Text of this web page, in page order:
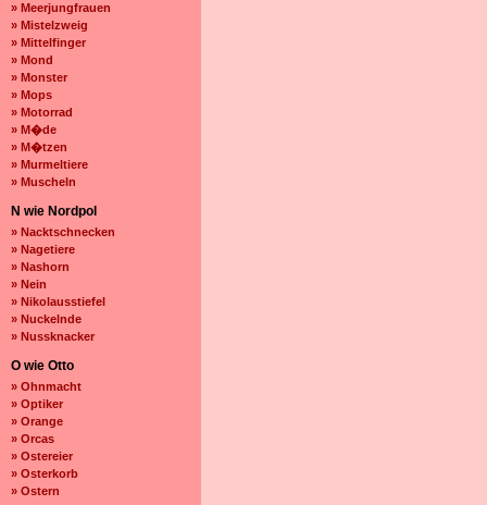
» Meerjungfrauen
» Mistelzweig
» Mittelfinger
» Mond
» Monster
» Mops
» Motorrad
» M�de
» M�tzen
» Murmeltiere
» Muscheln
N wie Nordpol
» Nacktschnecken
» Nagetiere
» Nashorn
» Nein
» Nikolausstiefel
» Nuckelnde
» Nussknacker
O wie Otto
» Ohnmacht
» Optiker
» Orange
» Orcas
» Ostereier
» Osterkorb
» Ostern